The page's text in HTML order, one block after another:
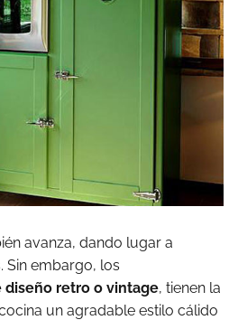
avanza, dando lugar a
Sin embargo, los
retro o vintage, tienen la
un agradable estilo cálido